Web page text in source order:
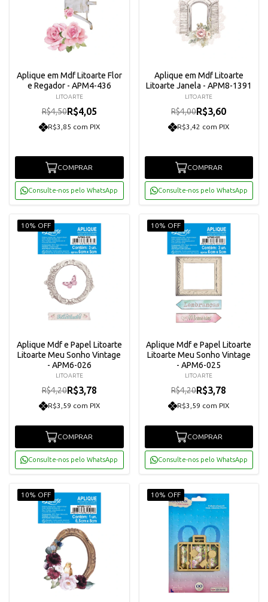
Aplique em Mdf Litoarte Flor
e Regador - APM4-436
LITOARTE
R$4,50R$4,05
R$3,85 com PIX
COMPRAR
Consulte-nos pelo WhatsApp
Aplique em Mdf Litoarte
Litoarte Janela - APM8-1391
LITOARTE
R$4,00R$3,60
R$3,42 com PIX
COMPRAR
Consulte-nos pelo WhatsApp
10% OFF
Aplique Mdf e Papel Litoarte
Litoarte Meu Sonho Vintage
- APM6-026
LITOARTE
R$4,20R$3,78
R$3,59 com PIX
COMPRAR
Consulte-nos pelo WhatsApp
10% OFF
Aplique Mdf e Papel Litoarte
Litoarte Meu Sonho Vintage
- APM6-025
LITOARTE
R$4,20R$3,78
R$3,59 com PIX
COMPRAR
Consulte-nos pelo WhatsApp
10% OFF 10% OFF